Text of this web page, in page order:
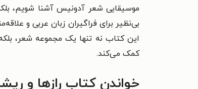
موسیقایی شعر آدونیس آشنا شویم،
بی‌نظیر برای فراگیران زبان عربی و
این کتاب نه تنها یک مجموعه شعر،
کمک می‌کند.
خواندن کتاب رازها و